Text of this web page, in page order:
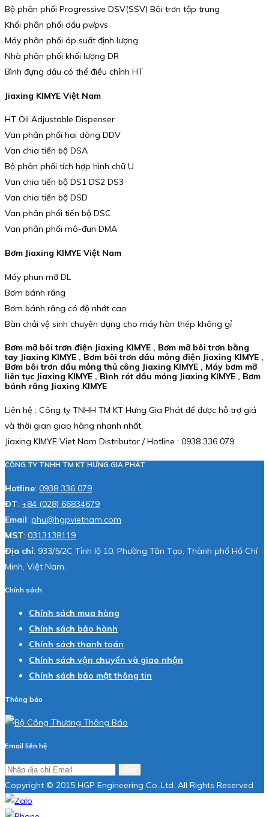
Bộ phân phối Progressive DSV(SSV) Bôi trơn tập trung
Khối phân phối dầu pv/pvs
Máy phân phối áp suất định lượng
Nhà phân phối khối lượng DR
Bình đựng dầu có thể điều chỉnh HT
Jiaxing KIMYE Việt Nam
HT Oil Adjustable Dispenser
Van phân phối hai dòng DDV
Van chia tiến bộ DSA
Bộ phân phối tích hợp hình chữ U
Van chia tiến bộ DS1 DS2 DS3
Van chia tiến bộ DSD
Van phân phối tiến bộ DSC
Van phân phối mô-đun DMA
Bơm Jiaxing KIMYE Việt Nam
Máy phun mỡ DL
Bơm bánh răng
Bơm bánh răng có độ nhớt cao
Bàn chải vệ sinh chuyên dụng cho máy hàn thép không gỉ
Bơm mỡ bôi trơn điện Jiaxing KIMYE , Bơm mỡ bôi trơn bằng
tay Jiaxing KIMYE , Bơm bôi trơn dầu mỏng điện Jiaxing KIMYE ,
Bơm bôi trơn dầu mỏng thủ công Jiaxing KIMYE , Máy bơm mỡ
liên tục Jiaxing KIMYE , Bình rót dầu mỏng Jiaxing KIMYE , Bơm
bánh răng Jiaxing KIMYE
Liên hệ : Công ty TNHH TM KT Hưng Gia Phát để được hỗ trợ giá
và thời gian giao hàng nhanh nhất.
Jiaxing KIMYE Viet Nam Distributor / Hotline : 0938 336 079
CÔNG TY TNHH TM KT HƯNG GIA PHÁT
Hotline: 0938 336 079
ĐT: +84 (028) 66834679
Email: phu@hgpvietnam.com
MST: 0313138119
Địa chỉ: 933/5/2C Tỉnh lộ 10, Phường Tân Tạo, Thành phố Hồ Chí
Minh, Việt Nam.
Chính sách
Chính sách mua hàng
Chính sách bảo hành
Chính sách thanh toán
Chính sách vận chuyển và giao nhận
Chính sách bảo mật thông tin
Thông báo
Email liên hệ
Copyright © 2015 HGP Engineering Co.,Ltd. All Rights Reserved